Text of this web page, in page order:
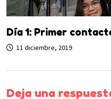
Día 1: Primer
11 diciembre, 2019
Deja una